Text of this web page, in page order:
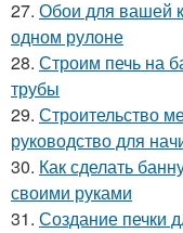
27. Обои для вашей
одном рулоне
28. Строим печь на
трубы
29. Строительство
руководство для
30. Как сделать
своими руками
31. Создание печки